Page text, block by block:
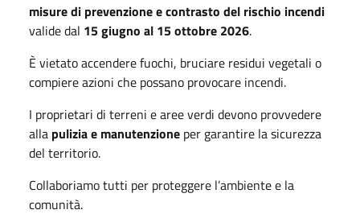
misure di prevenzione e contrasto del rischio incendi
valide dal 15 giugno al 15 ottobre 2026.
È vietato accendere fuochi, bruciare residui vegetali o
compiere azioni che possano provocare incendi.
I proprietari di terreni e aree verdi devono provvedere
alla pulizia e manutenzione per garantire la sicurezza
del territorio.
Collaboriamo tutti per proteggere l’ambiente e la
comunità.